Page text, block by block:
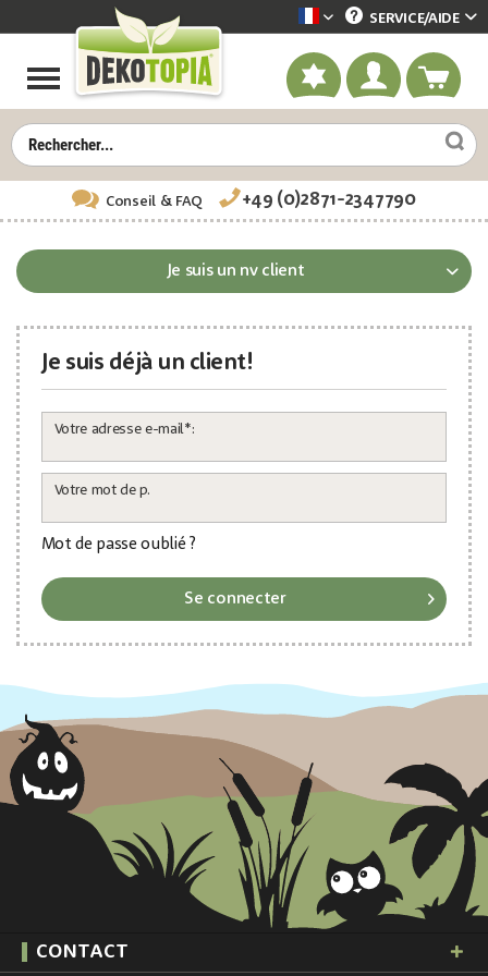
Dekotopia französisch
SERVICE/AIDE
Conseil& FAQ +49 (0)2871-2347790
Je suis un nv client
Je suis déjà un client!
Votre adresse e-mail*:
Votre mot de p.
Mot de passe oublié ?
Se connecter
CONTACT